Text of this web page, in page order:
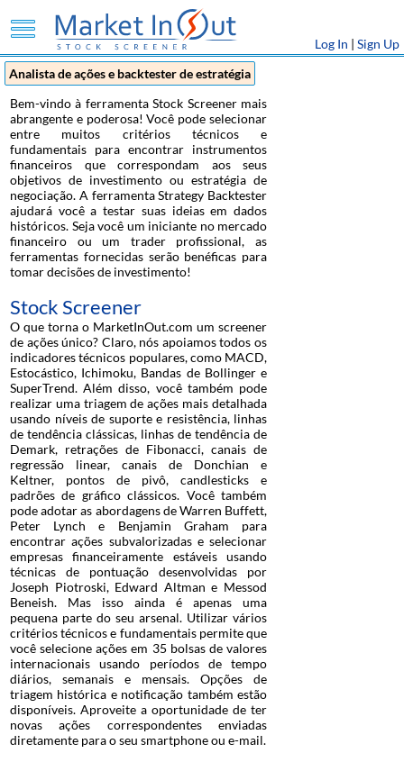
Log In | Sign Up
Analista de ações e backtester de estratégia
Bem-vindo à ferramenta Stock Screener mais
abrangente e poderosa! Você pode selecionar
entre muitos critérios técnicos e
fundamentais para encontrar instrumentos
financeiros que correspondam aos seus
objetivos de investimento ou estratégia de
negociação. A ferramenta Strategy Backtester
ajudará você a testar suas ideias em dados
históricos. Seja você um iniciante no mercado
financeiro ou um trader profissional, as
ferramentas fornecidas serão benéficas para
tomar decisões de investimento!
Stock Screener
O que torna o MarketInOut.com um screener
de ações único? Claro, nós apoiamos todos os
indicadores técnicos populares, como MACD,
Estocástico, Ichimoku, Bandas de Bollinger e
SuperTrend. Além disso, você também pode
realizar uma triagem de ações mais detalhada
usando níveis de suporte e resistência, linhas
de tendência clássicas, linhas de tendência de
Demark, retrações de Fibonacci, canais de
regressão linear, canais de Donchian e
Keltner, pontos de pivô, candlesticks e
padrões de gráfico clássicos. Você também
pode adotar as abordagens de Warren Buffett,
Peter Lynch e Benjamin Graham para
encontrar ações subvalorizadas e selecionar
empresas financeiramente estáveis usando
técnicas de pontuação desenvolvidas por
Joseph Piotroski, Edward Altman e Messod
Beneish. Mas isso ainda é apenas uma
pequena parte do seu arsenal. Utilizar vários
critérios técnicos e fundamentais permite que
você selecione ações em 35 bolsas de valores
internacionais usando períodos de tempo
diários, semanais e mensais. Opções de
triagem histórica e notificação também estão
disponíveis. Aproveite a oportunidade de ter
novas ações correspondentes enviadas
diretamente para o seu smartphone ou e-mail.